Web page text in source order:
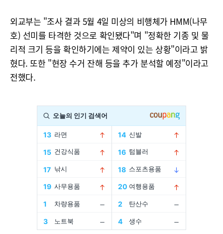
외교부는 "조사 결과 5월 4일 미상의 비행체가 HMM(나무
호) 선미를 타격한 것으로 확인됐다"며 "정확한 기종 및 물
리적 크기 등을 확인하기에는 제약이 있는 상황"이라고 밝
혔다. 또한 "현장 수거 잔해 등을 추가 분석할 예정"이라고
전했다.